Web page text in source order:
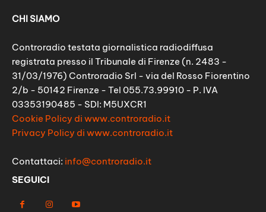
CHI SIAMO
Controradio testata giornalistica radiodiffusa
registrata presso il Tribunale di Firenze (n. 2483 -
31/03/1976) Controradio Srl - via del Rosso Fiorentino
2/b - 50142 Firenze - Tel 055.73.99910 - P. IVA
03353190485 - SDI: M5UXCR1
Cookie Policy di www.controradio.it
Privacy Policy di www.controradio.it
Contattaci: info@controradio.it
SEGUICI